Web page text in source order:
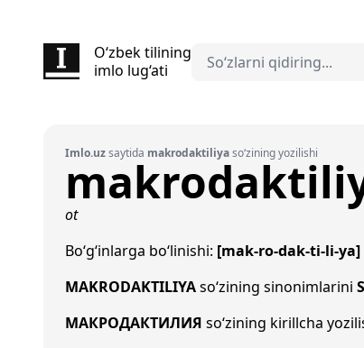
O‘zbek tilining
imlo lug‘ati
Imlo.uzsaytida makrodaktiliyaso‘zining yozilishi
ot
Bo‘g‘inlarga bo‘linishi: [mak-ro-dak-ti-li-ya]
MAKRODAKTILIYAso‘zining sinonimlarini
МАКРОДАКТИЛИЯ so‘zining kirillcha